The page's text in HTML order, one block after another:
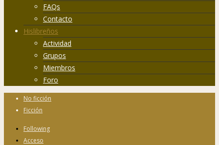
FAQs
Contacto
Hislibreños
Actividad
Grupos
Miembros
Foro
No ficción
Ficción
Following
Acceso